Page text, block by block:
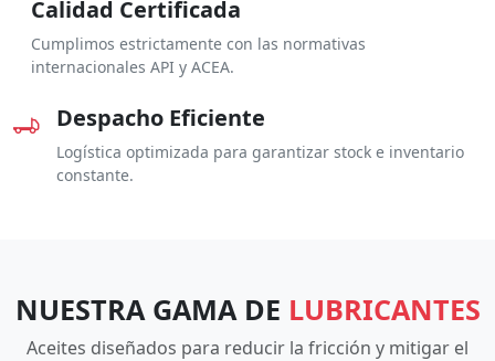
Calidad Certificada
Cumplimos estrictamente con las normativas
internacionales API y ACEA.
Despacho Eficiente
Logística optimizada para garantizar stock e inventario
constante.
NUESTRA GAMA DE LUBRICANTES
Aceites diseñados para reducir la fricción y mitigar el